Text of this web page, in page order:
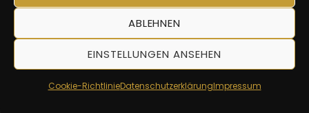
ABLEHNEN
EINSTELLUNGEN ANSEHEN
Cookie-RichtlinieDatenschutzerklärungImpressum